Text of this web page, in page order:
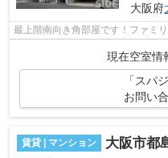
大阪府
最上階南向き角部屋です！ファミ
現在空室情
「スパ
お問い
賃貸 | マンション 大阪市都島